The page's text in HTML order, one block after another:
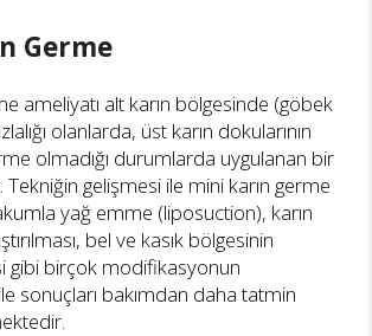
Germe
ameliyatı alt karın bölgesinde (göbek
olanlarda, üst karın dokularının
olmadığı durumlarda uygulanan bir
gelişmesi ile mini karın germe
yağ emme (liposuction), karın
bel ve kasık bölgesinin
gibi birçok modifikasyonun
sonuçları bakımdan daha tatmin